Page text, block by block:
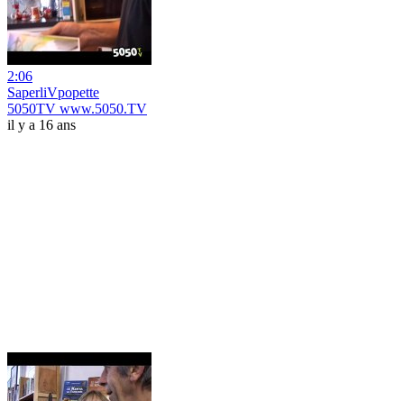
2:06
SaperliVpopette
5050TV www.5050.TV
il y a 16 ans